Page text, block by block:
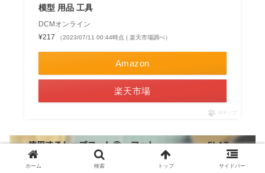
模型 用品 工具
DCMオンライン
¥217
（2023/07/11 00:44時点 | 楽天市場調べ）
Amazon
楽天市場
ポチップ
ホーム 検索 トップ サイドバー